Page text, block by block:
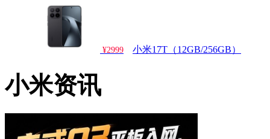
¥2999 小米17T（12GB/256GB）
小米资讯